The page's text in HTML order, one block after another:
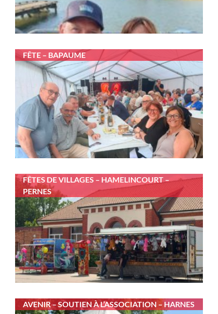
FÊTE – BAPAUME
FÊTES DE VILLAGES – HAMELINCOURT –
PERNES
AVENIR – SOUTIEN À L’ASSOCIATION – HARNES